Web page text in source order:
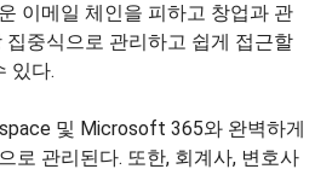
이메일 체인을 피하고 창업과 관
집중식으로 관리하고 쉽게 접근할
있다.
및 Microsoft 365와 완벽하게
로 관리된다. 또한, 회계사, 변호사